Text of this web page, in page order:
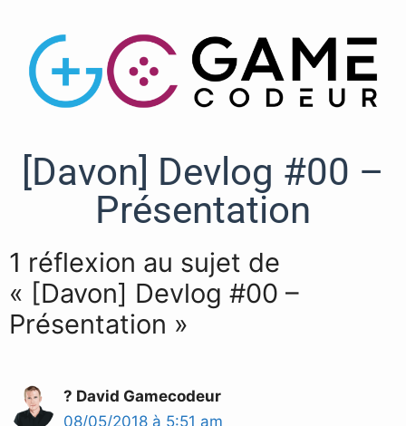
[Davon] Devlog #00 –
Présentation
1 réflexion au sujet de
« [Davon] Devlog #00 –
Présentation »
? David Gamecodeur
08/05/2018 à 5:51 am